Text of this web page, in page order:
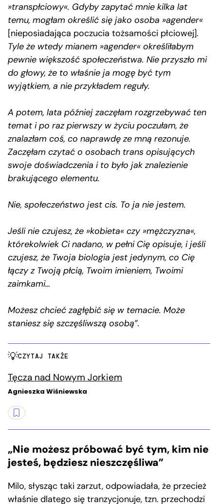
»transpłciowy«. Gdyby zapytać mnie kilka lat
temu, mogłam określić się jako osoba »agender«
[nieposiadająca poczucia tożsamości płciowej].
Tyle że wtedy mianem »agender« określiłabym
pewnie większość społeczeństwa. Nie przyszło mi
do głowy, że to właśnie ja mogę być tym
wyjątkiem, a nie przykładem reguły.
A potem, lata później zaczęłam rozgrzebywać ten
temat i po raz pierwszy w życiu poczułam, że
znalazłam coś, co naprawdę ze mną rezonuje.
Zaczęłam czytać o osobach trans opisujących
swoje doświadczenia i to było jak znalezienie
brakującego elementu.
Nie, społeczeństwo jest cis. To ja nie jestem.
Jeśli nie czujesz, że »kobieta« czy »mężczyzna«,
którekolwiek Ci nadano, w pełni Cię opisuje, i jeśli
czujesz, że Twoja biologia jest jedynym, co Cię
łączy z Twoją płcią, Twoim imieniem, Twoimi
zaimkami…
Możesz chcieć zagłębić się w temacie. Może
staniesz się szczęśliwszą osobą”.
CZYTAJ TAKŻE
Tęcza nad Nowym Jorkiem
Agnieszka Wiśniewska
„Nie możesz próbować być tym, kim nie
jesteś, będziesz nieszczęśliwa”
Milo, słysząc taki zarzut, odpowiadała, że przecież
właśnie dlatego się tranzycjonuje, tzn. przechodzi